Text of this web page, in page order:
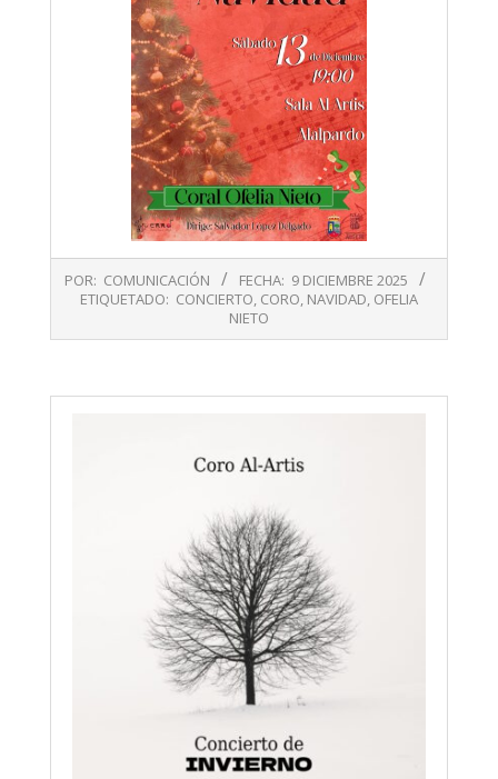
12-
POR: COMUNICACIÓN FECHA: 9 DICIEMBRE 2025
ETIQUETADO: CONCIERTO, CORO, NAVIDAD, OFELIA
NIETO